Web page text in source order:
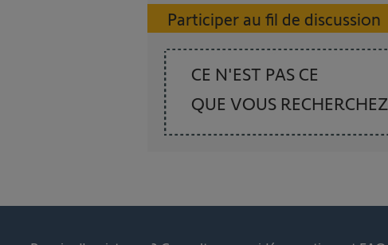
Participer au fil de discussion
CE N'EST PAS CE
QUE VOUS RECHERCHEZ